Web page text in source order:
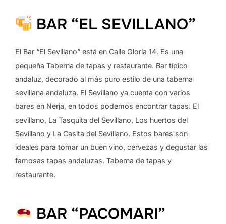
BAR “EL SEVILLANO”
El Bar “El Sevillano” está en Calle Gloria 14. Es una
pequeña Taberna de tapas y restaurante. Bar típico
andaluz, decorado al más puro estilo de una taberna
sevillana andaluza. El Sevillano ya cuenta con varios
bares en Nerja, en todos podemos encontrar tapas. El
sevillano, La Tasquita del Sevillano, Los huertos del
Sevillano y La Casita del Sevillano. Estos bares son
ideales para tomar un buen vino, cervezas y degustar las
famosas tapas andaluzas. Taberna de tapas y
restaurante.
BAR “PACOMARI”